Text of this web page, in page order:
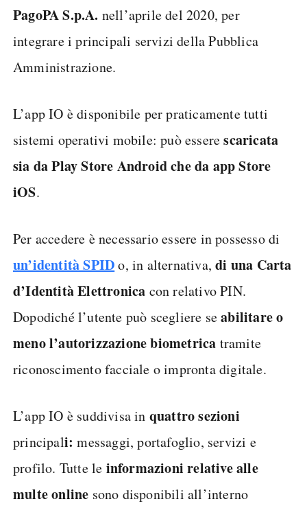
PagoPA S.p.A. nell’aprile del 2020, per
integrare i principali servizi della Pubblica
Amministrazione.
L’app IO è disponibile per praticamente tutti
sistemi operativi mobile: può esserescaricata
sia da Play Store Android che da app Store
iOS.
Per accedere è necessario essere in possesso di
un’identità SPIDo, in alternativa,di una Carta
d’Identità Elettronica con relativo PIN.
Dopodiché l’utente può scegliere seabilitare o
meno l’autorizzazione biometrica tramite
riconoscimento facciale o impronta digitale.
L’app IO è suddivisa in quattro sezioni
principali:messaggi, portafoglio, servizi e
profilo. Tutte le informazioni relative alle
multe online sono disponibili all’interno